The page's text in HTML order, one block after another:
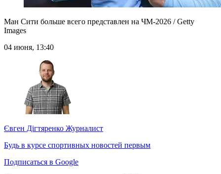
Ман Сити больше всего представлен на ЧМ-2026 / Getty
Images
04 июня, 13:40
Євген Дігтяренко Журналист
Будь в курсе спортивных новостей первым
Подписаться в Google